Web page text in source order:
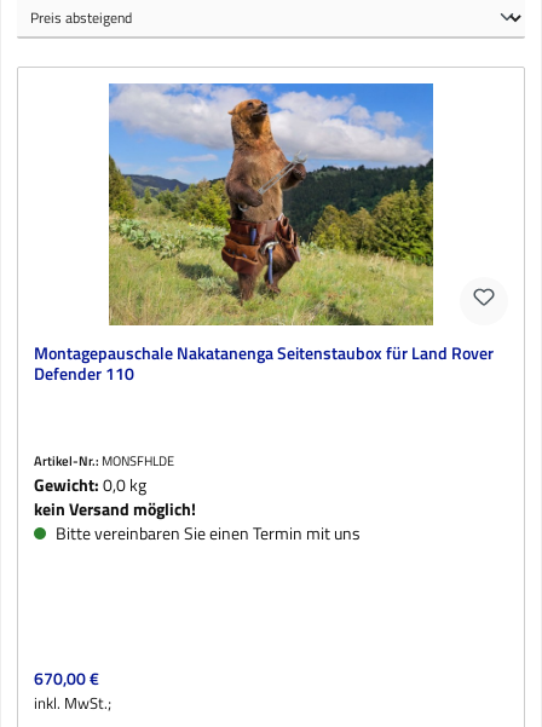
Montagepauschale Nakatanenga Seitenstaubox für Land Rover
Defender 110
Artikel-Nr.: MONSFHLDE
Gewicht:0,0 kg
kein Versand möglich!
Bitte vereinbaren Sie einen Termin mit uns
Regulärer Preis:
670,00 €
inkl. MwSt.;